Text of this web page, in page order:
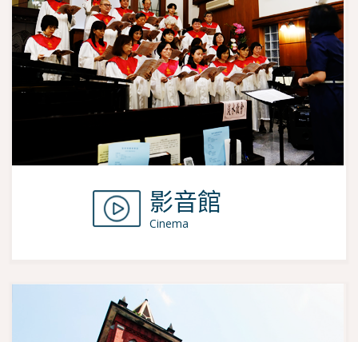
影音館
Cinema